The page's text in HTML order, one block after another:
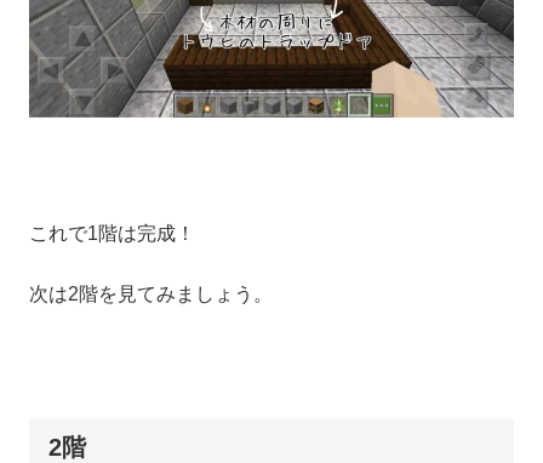
これで1階は完成！
次は2階を見てみましょう。
2階